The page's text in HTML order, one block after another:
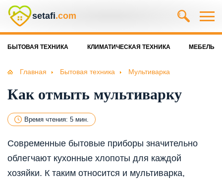
setafi.com
БЫТОВАЯ ТЕХНИКА КЛИМАТИЧЕСКАЯ ТЕХНИКА МЕБЕЛЬ
Главная Бытовая техника Мультиварка
Как отмыть мультиварку
Время чтения: 5 мин.
Современные бытовые приборы значительно
облегчают кухонные хлопоты для каждой
хозяйки. К таким относится и мультиварка,